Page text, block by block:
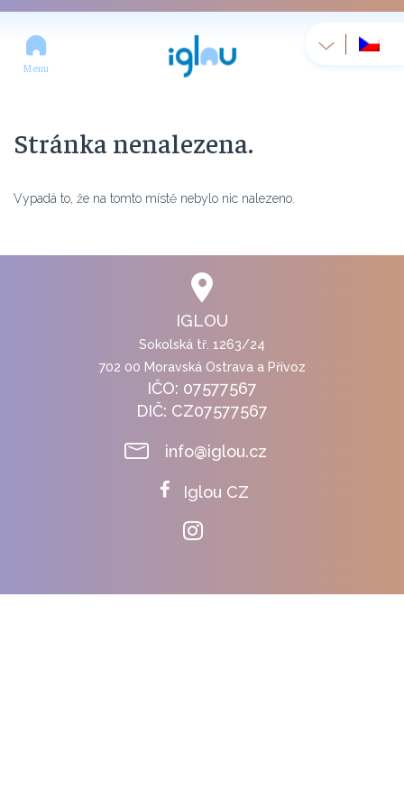
Menu
Stránka nenalezena.
Vypadá to, že na tomto místě nebylo nic nalezeno.
IGLOU
Sokolská tř. 1263/24
702 00 Moravská Ostrava a Přívoz
IČO: 07577567
DIČ: CZ07577567
info@iglou.cz
Iglou CZ